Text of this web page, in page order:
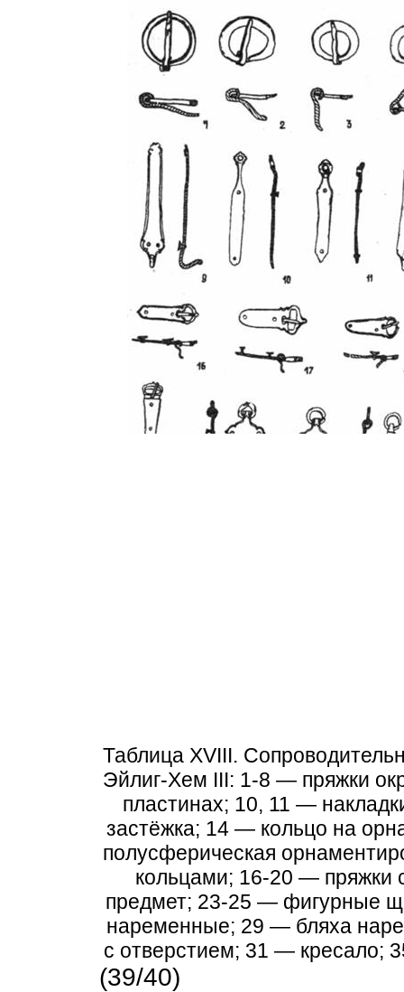
Таблица XVIII.
Эйлиг-Хем III: 1-8 — пряжки
пластинах; 10, 11 —
застёжка; 14 — кольцо на
полусферическая
кольцами; 16-20 — пряжки
предмет; 23-25 — фигурные
наременные; 29 — бляха
с отверстием; 31 — кресало;
(39/40)